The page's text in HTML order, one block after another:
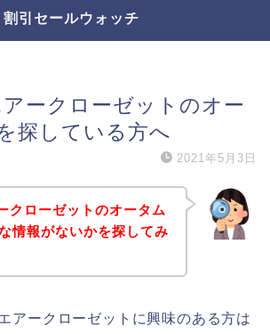
割引セールウォッチ
ークローゼットのオー
探している方へ
2021年5月3日
ローゼットのオータム
情報がないかを探してみ
アークローゼットに興味のある方は